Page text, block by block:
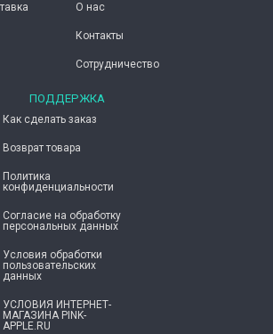
О нас
Контакты
Сотрудничество
ПОДДЕРЖКА
Как сделать заказ
Возврат товара
Политика
конфиденциальности
Согласие ​на обработку
персональных данных
Условия обработки
пользовательских
данных
УСЛОВИЯ ИНТЕРНЕТ-
МАГАЗИНА PINK-
APPLE.RU